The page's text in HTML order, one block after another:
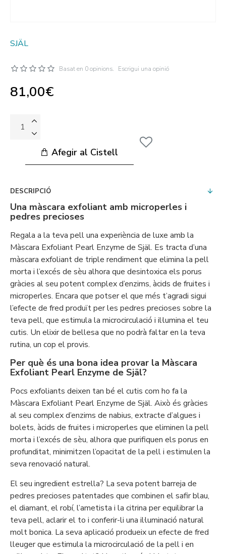
SJÄL
Basat en 0 opinions. Escrigui una opinió
81,00€
Afegir al Cistell
DESCRIPCIÓ
Una màscara exfoliant amb microperles i
pedres precioses
Regala a la teva pell una experiència de luxe amb la
Màscara Exfoliant Pearl Enzyme de Själ. Es tracta d’una
màscara exfoliant de triple rendiment que elimina la pell
morta i l’excés de sèu alhora que desintoxica els porus
gràcies al seu potent complex d’enzims, àcids de fruites i
microperles. Encara que potser el que més t’agradi sigui
l’efecte de fred produït per les pedres precioses sobre la
teva pell, que estimula la microcirculació i il·lumina el teu
cutis. Un elixir de bellesa que no podrà faltar en la teva
rutina, un cop el provis.
Per què és una bona idea provar la Màscara
Exfoliant Pearl Enzyme de Själ?
Pocs exfoliants deixen tan bé el cutis com ho fa la
Màscara Exfoliant Pearl Enzyme de Själ. Això és gràcies
al seu complex d’enzims de nabius, extracte d’algues i
bolets, àcids de fruites i microperles que eliminen la pell
morta i l’excés de sèu, alhora que purifiquen els porus en
profunditat, minimitzen l’opacitat de la pell i estimulen la
seva renovació natural.
El seu ingredient estrella? La seva potent barreja de
pedres precioses patentades que combinen el safir blau,
el diamant, el robí, l’ametista i la citrina per equilibrar la
teva pell, aclarir el to i conferir-li una il·luminació natural
molt bonica. La seva aplicació produeix un efecte de fred
lleuger que estimula la microcirculació de la pell i en